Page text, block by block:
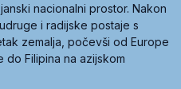
nacionalni prostor. Nakon
i radijske postaje s
zemalja, počevši od Europe
do Filipina na azijskom